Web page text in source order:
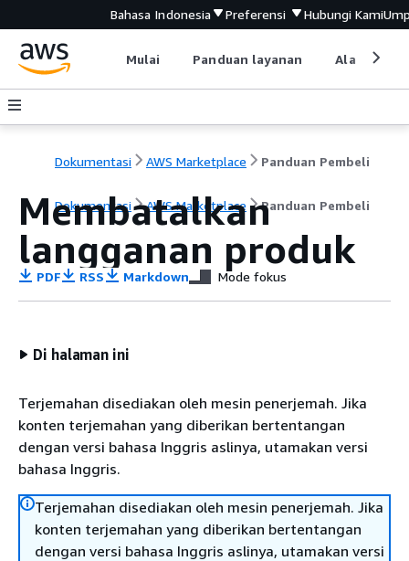
Bahasa Indonesia Preferensi Hubungi Kami
Mulai Panduan layanan Alat
Dokumentasi AWS Marketplace Panduan Pembeli
Dokumentasi AWS Marketplace Panduan Pembeli
Membatalkan
langganan produk
PDF RSS Markdown Mode fokus
Di halaman ini
Terjemahan disediakan oleh mesin penerjemah. Jika
konten terjemahan yang diberikan bertentangan
dengan versi bahasa Inggris aslinya, utamakan versi
bahasa Inggris.
Terjemahan disediakan oleh mesin penerjemah. Jika
konten terjemahan yang diberikan bertentangan
dengan versi bahasa Inggris aslinya, utamakan versi